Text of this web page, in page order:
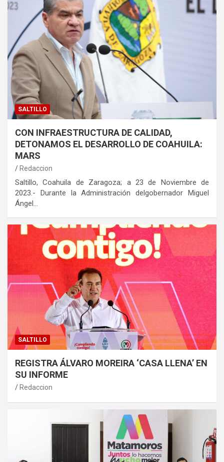
SALTILLO
CON INFRAESTRUCTURA DE CALIDAD,
DETONAMOS EL DESARROLLO DE COAHUILA:
MARS
Redaccion
Saltillo, Coahuila de Zaragoza; a 23 de Noviembre de
2023.- Durante la Administración delgobernador Miguel
Ángel…
SALTILLO
REGISTRA ÁLVARO MOREIRA ‘CASA LLENA’ EN
SU INFORME
Redaccion